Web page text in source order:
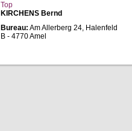
Top
KIRCHENS Bernd
Bureau: Am Allerberg 24, Halenfeld
B - 4770 Amel